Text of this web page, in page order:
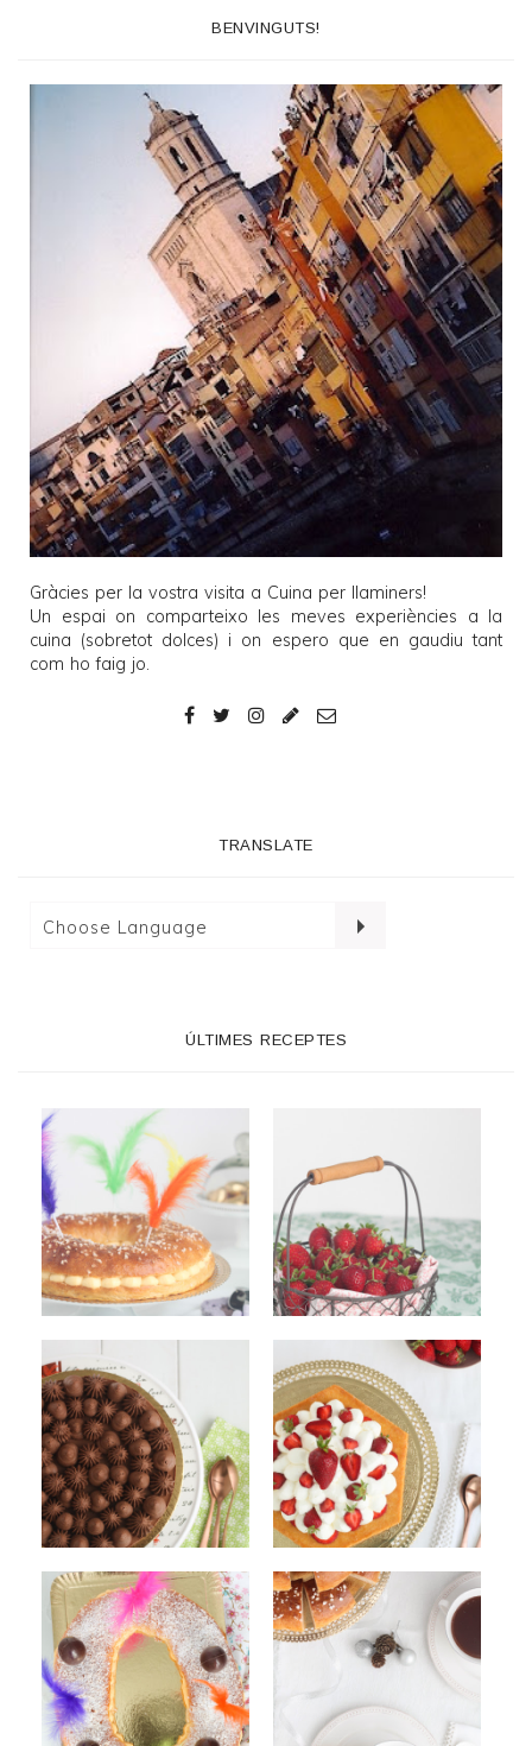
BENVINGUTS!
Gràcies per la vostra visita a Cuina per llaminers!
Un espai on comparteixo les meves experiències a la
cuina (sobretot dolces) i on espero que en gaudiu tant
com ho faig jo.
TRANSLATE
ÚLTIMES RECEPTES